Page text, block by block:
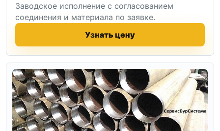
Заводское исполнение с согласованием
соединения и материала по заявке.
Узнать цену